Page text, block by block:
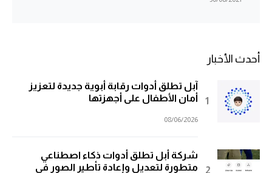
أحدث الأخبار
آبل تطلق أدوات رقابة أبوية جديدة لتعزيز
أمان الأطفال على أجهزتها
08/06/2026
شركة أبل تطلق أدوات ذكاء اصطناعي
متطورة لتعديل وإعادة تأطير الصور في